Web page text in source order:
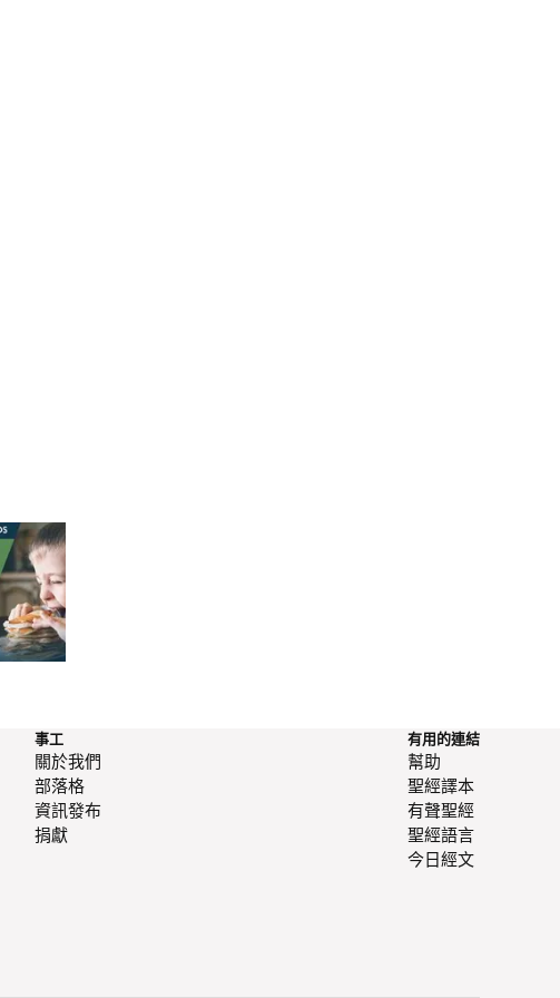
事工
關於我們
部落格
資訊發布
捐獻
有用的連結
幫助
聖經譯本
有聲聖經
聖經語言
今日經文